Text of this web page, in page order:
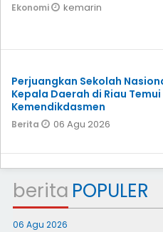
Ekonomi kemarin
Perjuangkan Sekolah
Kepala Daerah di Riau
Kemendikdasmen
Berita 06 Agu 2026
berita POPULER
06 Agu 2026